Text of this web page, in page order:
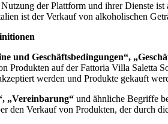
der Plattform und ihrer Dienste ist
ist der Verkauf von alkoholischen
und Geschäftsbedingungen“,
Produkten auf derFattoria Villa Saletta
werden und Produkte gekauft
„Vereinbarung“ und ähnliche Begriffe
den Verkauf von Produkten, der durch